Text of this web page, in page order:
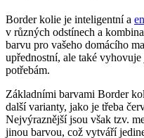
Border kolie je inteligentní a
v různých odstínech a
barvu pro vašeho domácího
upřednostní, ale také
potřebám.
Základními barvami Border
další varianty, jako je třeba
Nejvýraznější jsou však tzv.
jinou barvou, což vytváří